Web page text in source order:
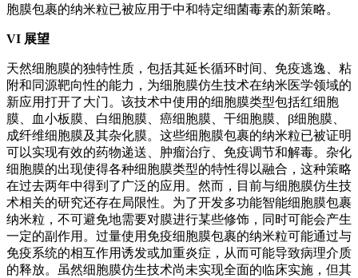
胞膜包裹的纳米粒已被应用于中和特定细菌毒素的新策略。
VI 展望
天然细胞膜的独特性质，包括其延长循环时间、免疫逃逸、粘
附和同源靶向性的能力，为细胞膜仿生技术在纳米医学领域的
新应用打开了大门。该技术中使用的细胞膜类型包括红细胞
膜、血小板膜、白细胞膜、癌细胞膜、干细胞膜、β细胞膜、
成纤维细胞膜及其杂化膜。这些细胞膜包裹的纳米粒已被证明
可以实现有效的药物递送、肿瘤治疗、免疫调节和解毒。杂化
细胞膜的出现使得各种细胞膜类型的特性得以融合，这种策略
在过去两年中得到了广泛的应用。然而，目前与细胞膜仿生技
术相关的研究还存在局限性。为了开发多功能智能细胞膜包裹
纳米粒，不可避免地需要对膜进行某些修饰，同时可能会产生
一定的副作用。过量使用免疫细胞膜包裹的纳米粒可能通过与
免疫系统的相互作用诱发或加重炎症，从而可能导致病理介质
的释放。虽然细胞膜仿生技术尚未实现全面的临床实施，但其